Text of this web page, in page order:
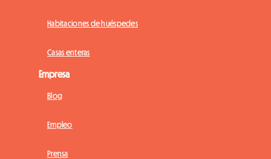
Habitaciones de huéspedes
Casas enteras
Empresa
Blog
Empleo
Prensa